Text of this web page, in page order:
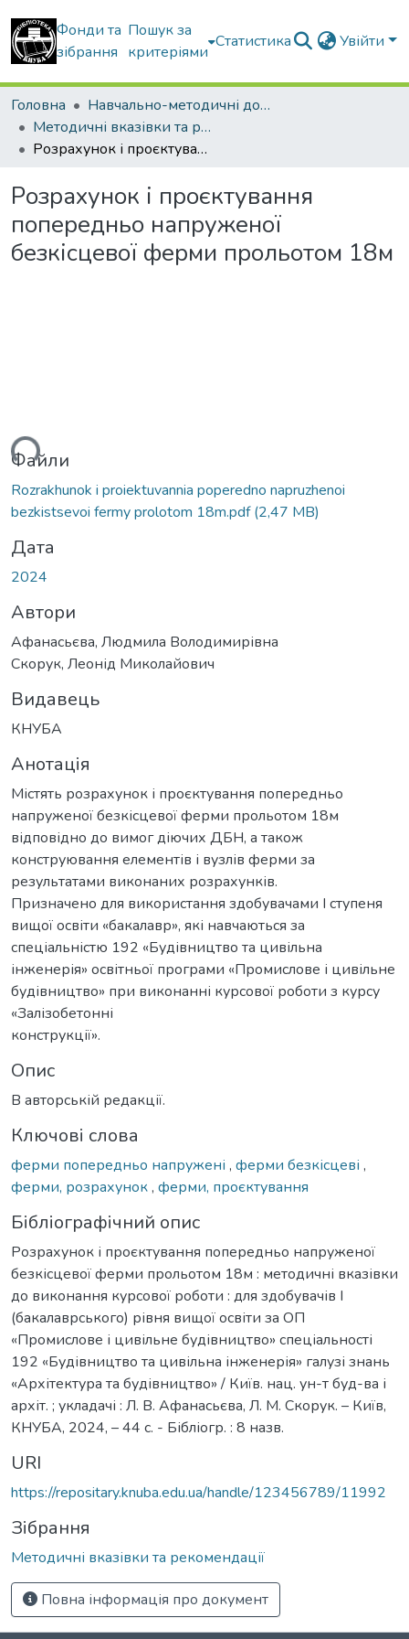
Фонди та
зібрання
Пошук за
критеріями
Статистика Увійти
Головна
Навчально-методичні документи
Методичні вказівки та рекомендації
Розрахунок і проєктування попередньо напруженої безкісцевої ферми прольотом 18м
Розрахунок і проєктування
попередньо напруженої
безкісцевої ферми прольотом 18м
Файли
Rozrakhunok i proiektuvannia poperedno napruzhenoi
bezkistsevoi fermy prolotom 18m.pdf(2,47 MB)
Дата
2024
Автори
Афанасьєва, Людмила Володимирівна
Скорук, Леонід Миколайович
Видавець
КНУБА
Анотація
Містять розрахунок і проєктування попередньо
напруженої безкісцевої ферми прольотом 18м
відповідно до вимог діючих ДБН, а також
конструювання елементів і вузлів ферми за
результатами виконаних розрахунків.
Призначено для використання здобувачами I ступеня
вищої освіти «бакалавр», які навчаються за
спеціальністю 192 «Будівництво та цивільна
інженерія» освітньої програми «Промислове і цивільне
будівництво» при виконанні курсової роботи з курсу
«Залізобетонні
конструкції».
Опис
В авторській редакції.
Ключові слова
ферми попередньо напружені , ферми безкісцеві ,
ферми, розрахунок, ферми, проєктування
Бібліографічний опис
Розрахунок і проєктування попередньо напруженої
безкісцевої ферми прольотом 18м : методичні вказівки
до виконання курсової роботи : для здобувачів І
(бакалаврського) рівня вищої освіти за ОП
«Промислове і цивільне будівництво» спеціальності
192 «Будівництво та цивільна інженерія» галузі знань
«Архітектура та будівництво» / Київ. нац. ун-т буд-ва і
архіт. ; укладачі : Л. В. Афанасьєва, Л. М. Скорук. – Київ,
КНУБА, 2024, – 44 с. - Бібліогр. : 8 назв.
URI
https://repositary.knuba.edu.ua/handle/123456789/11992
Зібрання
Методичні вказівки та рекомендації
Повна інформація про документ